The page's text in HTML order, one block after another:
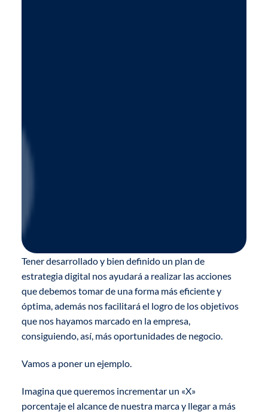
Tener desarrollado y bien definido un plan de
estrategia digital nos ayudará a realizar las acciones
que debemos tomar de una forma más eficiente y
óptima, además nos facilitará el logro de los objetivos
que nos hayamos marcado en la empresa,
consiguiendo, así, más oportunidades de negocio.
Vamos a poner un ejemplo.
Imagina que queremos incrementar un «X»
porcentaje el alcance de nuestra marca y llegar a más